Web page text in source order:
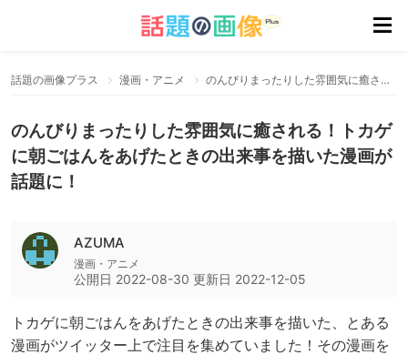
話題の画像プラス 漫画・アニメ のんびりまったりした雰囲気に癒される！トカゲに朝ごはんをあげたときの出来事を描いた漫画が話題に！
のんびりまったりした雰囲気に癒される！トカゲ
に朝ごはんをあげたときの出来事を描いた漫画が
話題に！
AZUMA
漫画・アニメ
公開日 2022-08-30 更新日 2022-12-05
トカゲに朝ごはんをあげたときの出来事を描いた、とある
漫画がツイッター上で注目を集めていました！その漫画を